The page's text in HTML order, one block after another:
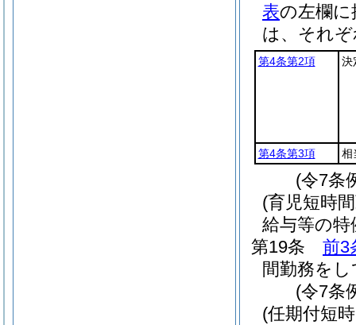
表の左欄に
は、それ
第4条第2項 決
第4条第3項 相
(令7条
(育児短時
給与等の特
第19条
前3
間勤務を
(令7条
(任期付短